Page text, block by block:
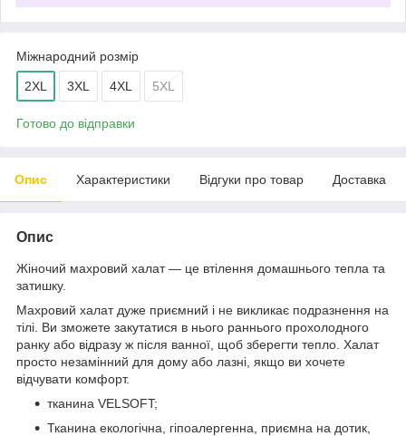
Міжнародний розмір
2XL 3XL 4XL 5XL
Готово до відправки
Опис Характеристики Відгуки про товар Доставка
Опис
Жіночий махровий халат — це втілення домашнього тепла та
затишку.
Махровий халат дуже приємний і не викликає подразнення на
тілі. Ви зможете закутатися в нього раннього прохолодного
ранку або відразу ж після ванної, щоб зберегти тепло. Халат
просто незамінний для дому або лазні, якщо ви хочете
відчувати комфорт.
тканина VELSOFT;
Тканина екологічна, гіпоалергенна, приємна на дотик,